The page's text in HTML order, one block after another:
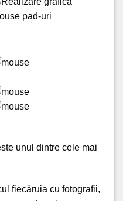
unul dintre cele mai
fiecăruia cu fotografii,